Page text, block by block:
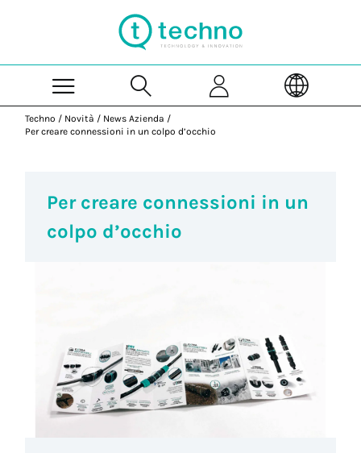
Techno / Novità / News Azienda /
Per creare connessioni in un colpo d’occhio
Per creare connessioni in un
colpo d’occhio